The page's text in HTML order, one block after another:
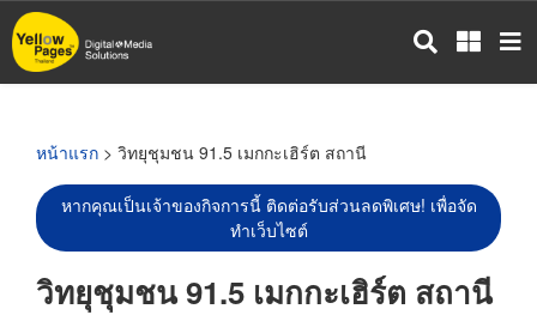
ข้าม
ไป
หน้าแรก > วิทยุชุมชน 91.5 เมกกะเฮิร์ต สถานี
หากคุณเป็นเจ้าของกิจการนี้ ติดต่อรับส่วนลดพิเศษ! เพื่อจัด
ทำเว็บไซต์
วิทยุชุมชน 91.5 เมกกะเฮิร์ต สถานี